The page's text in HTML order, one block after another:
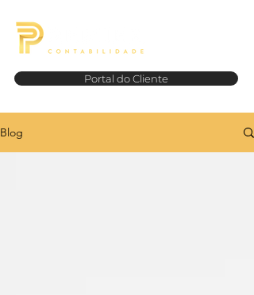
Portal do Cliente
Blog